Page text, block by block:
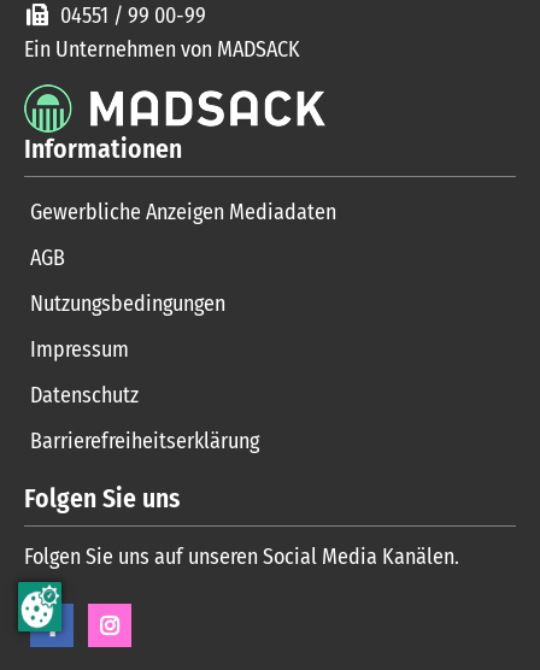
04551 / 99 00-99
Ein Unternehmen von MADSACK
Informationen
Gewerbliche Anzeigen Mediadaten
AGB
Nutzungsbedingungen
Impressum
Datenschutz
Barrierefreiheitserklärung
Folgen Sie uns
Folgen Sie uns auf unseren Social Media Kanälen.